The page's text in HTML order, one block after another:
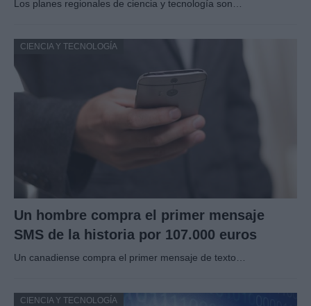
Los planes regionales de ciencia y tecnología son…
CIENCIA Y TECNOLOGÍA
Un hombre compra el primer mensaje
SMS de la historia por 107.000 euros
Un canadiense compra el primer mensaje de texto…
CIENCIA Y TECNOLOGÍA